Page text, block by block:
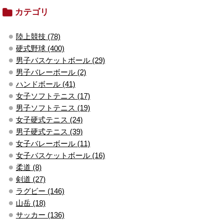
カテゴリ
陸上競技 (78)
硬式野球 (400)
男子バスケットボール (29)
男子バレーボール (2)
ハンドボール (41)
女子ソフトテニス (17)
男子ソフトテニス (19)
女子硬式テニス (24)
男子硬式テニス (39)
女子バレーボール (11)
女子バスケットボール (16)
柔道 (8)
剣道 (27)
ラグビー (146)
山岳 (18)
サッカー (136)